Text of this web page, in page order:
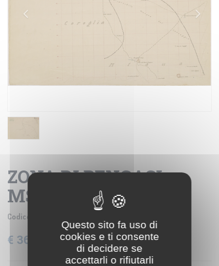
ZONA DI BENGASI -
MSUS - CARTA H2.
Codice prodotto:
€ 36,60 IVA: 22% Inclusa
Questo sito fa uso di
cookies e ti consente
di decidere se
accettarli o rifiutarli